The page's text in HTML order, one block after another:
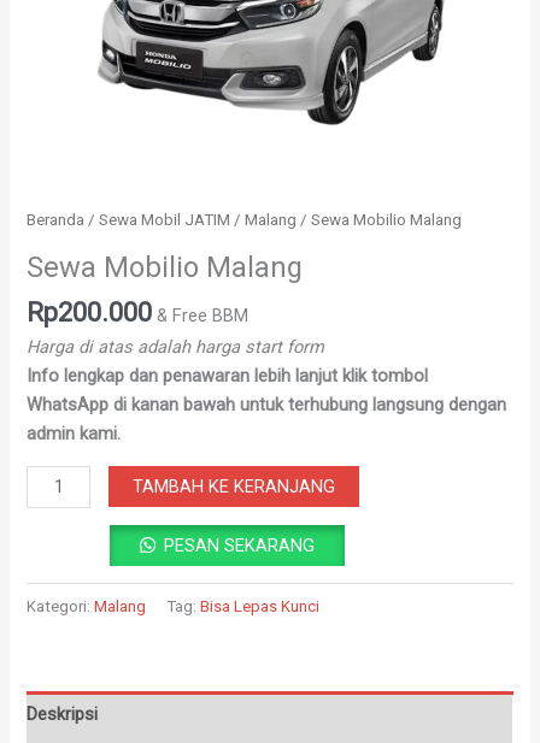
Beranda /Sewa Mobil JATIM /Malang / Sewa Mobilio Malang
Sewa Mobilio Malang
Rp200.000 & Free BBM
Harga di atas adalah harga start form
Info lengkap dan penawaran lebih lanjut klik tombol
WhatsApp di kanan bawah untuk terhubung langsung dengan
admin kami.
TAMBAH KE KERANJANG
PESAN SEKARANG
Kategori:Malang Tag:Bisa Lepas Kunci
Deskripsi